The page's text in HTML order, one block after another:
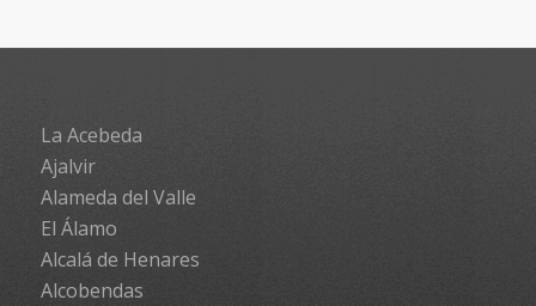
La Acebeda
Ajalvir
Alameda del Valle
El Álamo
Alcalá de Henares
Alcobendas